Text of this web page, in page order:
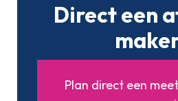
Direct een
Plan direct een